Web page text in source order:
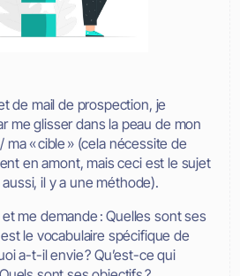
de mail de prospection, je
me glisser dans la peau de mon
ma « cible » (cela nécessite de
en amont, mais ceci est le sujet
il y a une méthode).
me demande : Quelles sont ses
le vocabulaire spécifique de
a-t-il envie ? Qu’est-ce qui